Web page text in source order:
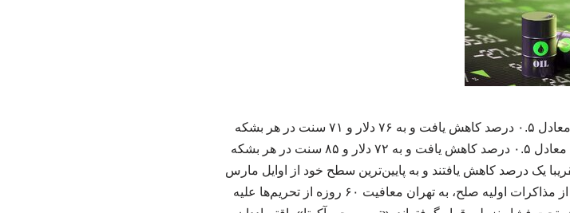
به گزارش کرند کرد، قیمت نفت خام برنت ۳۷ سنت معادل ۰.۵ درصد کاهش یافت و به ۷۶ دلار و ۷۱ سنت در هر بشکه
رسید و نفت وست تگزاس اینترمدیت آمریکا ۳۶ سنت معادل ۰.۵ درصد کاهش یافت و به ۷۲ دلار و ۸۵ سنت در هر بشکه
یک درصد کاهش یافتند و به پایین‌ترین سطح خود از اوایل مارس
رسیدند. قیمت‌ها هفته جاری پس از آنکه واشنگتن بعد از مذاکرات اولیه صلح، به تهران معافیت ۶۰ روزه از تحریم‌ها علیه